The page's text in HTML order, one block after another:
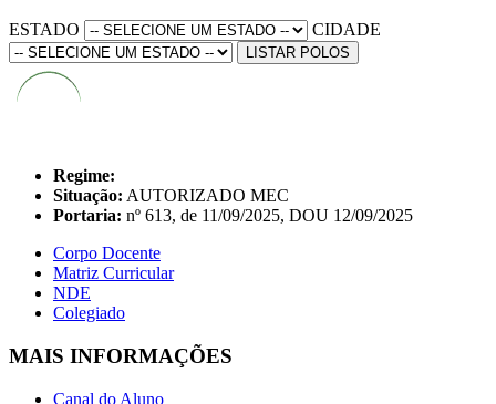
ESTADO CIDADE
LISTAR POLOS
Regime:
Situação: AUTORIZADO MEC
Portaria: nº 613, de 11/09/2025, DOU 12/09/2025
Corpo Docente
Matriz Curricular
NDE
Colegiado
MAIS INFORMAÇÕES
Canal do Aluno